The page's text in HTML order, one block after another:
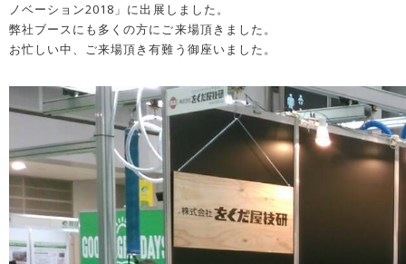
ノベーション2018」に出展しました。
弊社ブースにも多くの方にご来場頂きました。
お忙しい中、ご来場頂き有難う御座いました。